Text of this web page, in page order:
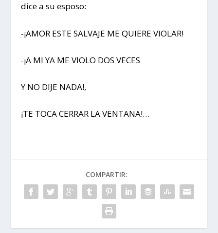
dice a su esposo:
-¡AMOR ESTE SALVAJE ME QUIERE VIOLAR!
-¡A MI YA ME VIOLO DOS VECES
Y NO DIJE NADA!,
¡TE TOCA CERRAR LA VENTANA!…
COMPARTIR: